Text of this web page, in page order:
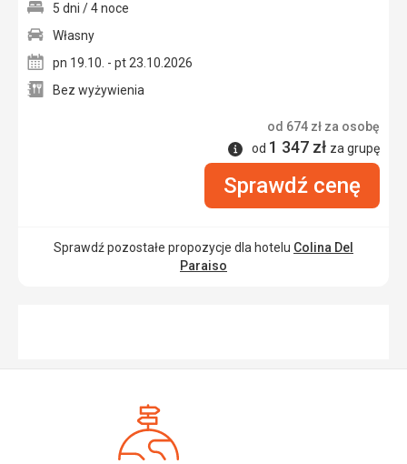
5 dni / 4 noce
Własny
pn 19.10. - pt 23.10.2026
Bez wyżywienia
od 674 zł za osobę
Informacje
od 1 347 zł za grupę
Sprawdź cenę
Sprawdź pozostałe propozycje dla hotelu Colina Del
Paraiso